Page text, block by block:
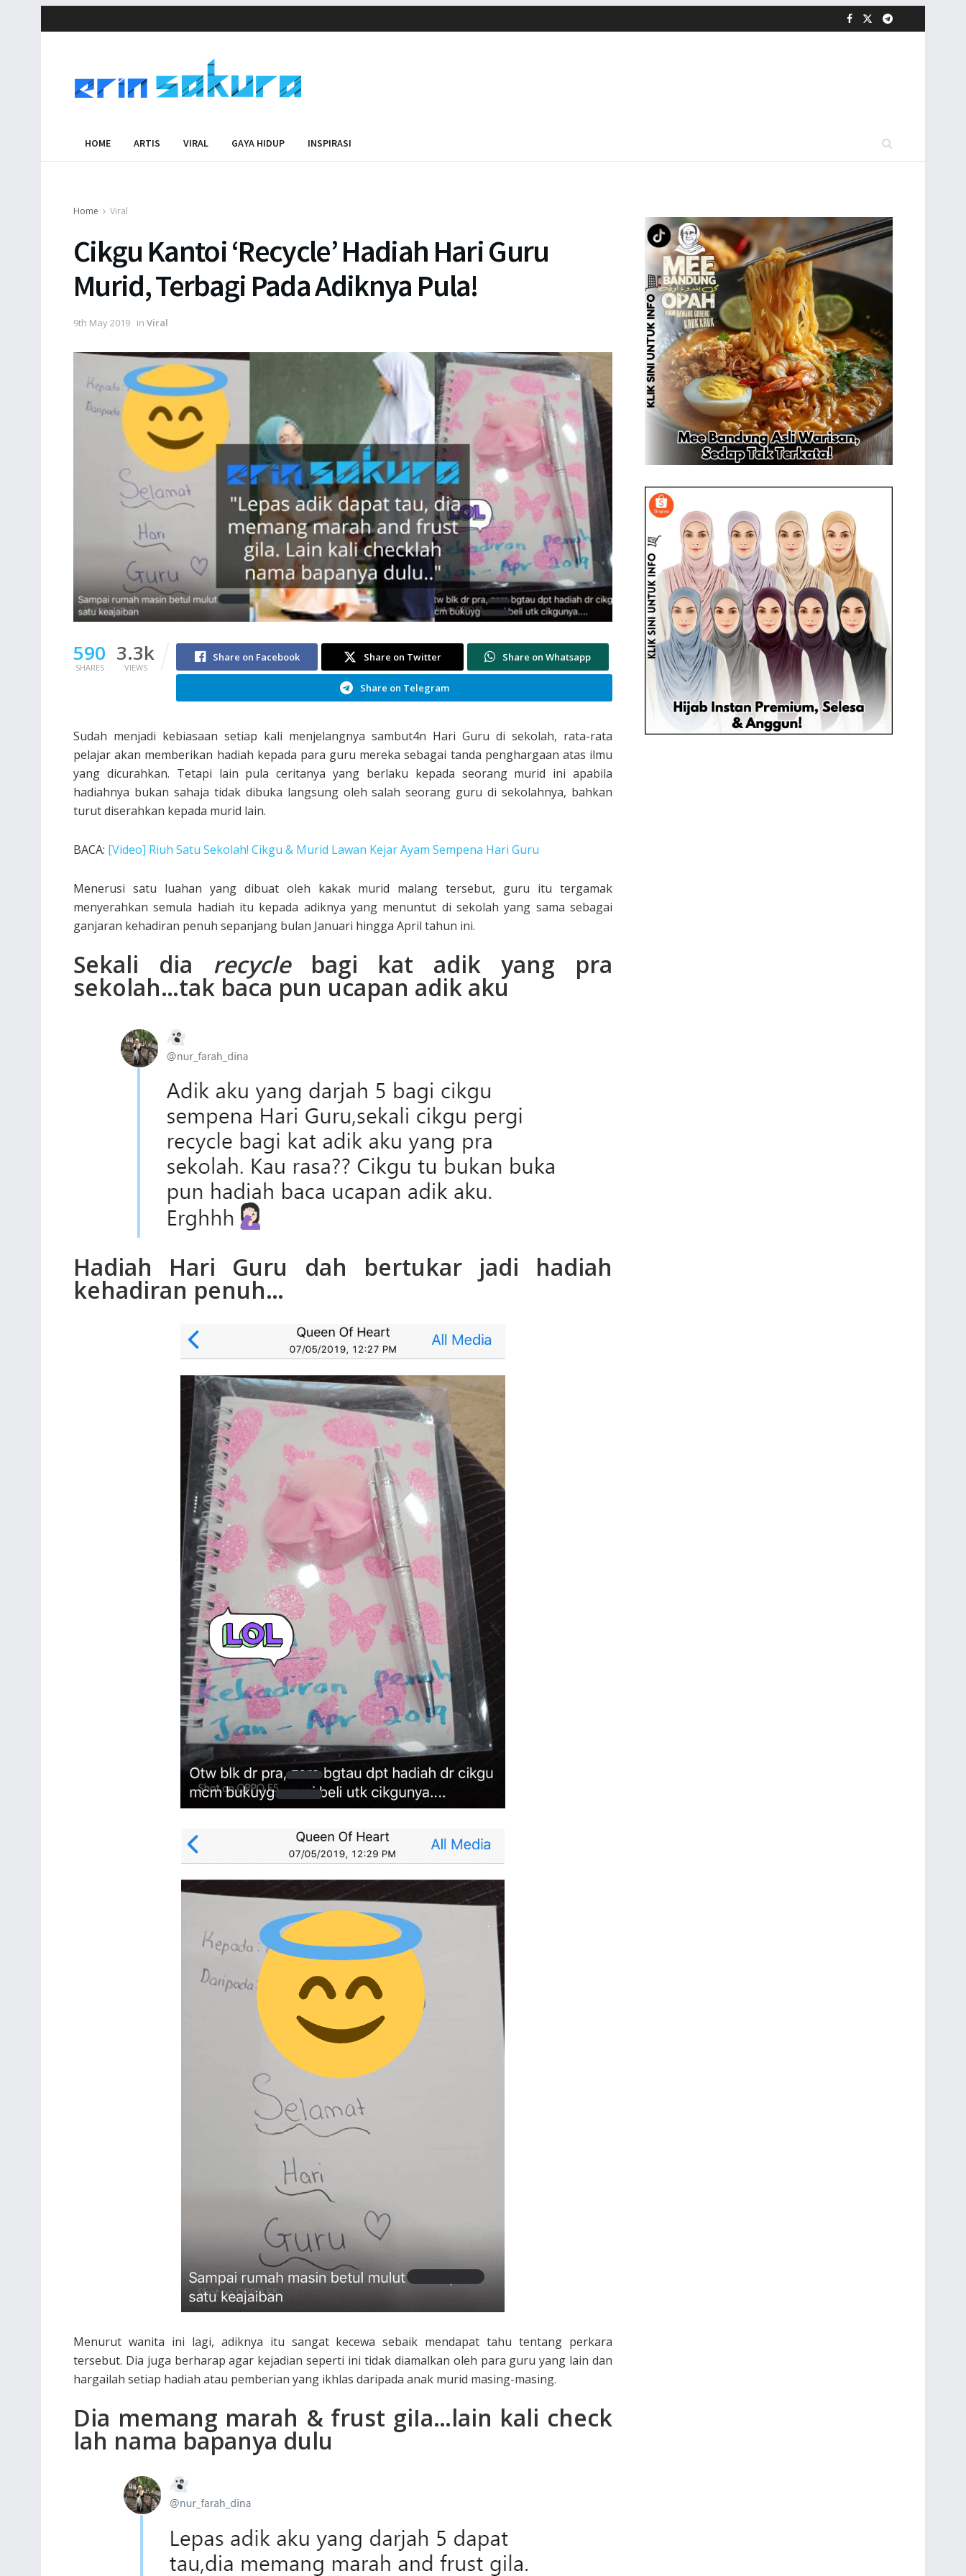
HOME ARTIS VIRAL GAYA HIDUP INSPIRASI
Home Viral
Cikgu Kantoi ‘Recycle’ Hadiah Hari Guru
Murid, Terbagi Pada Adiknya Pula!
9th May 2019 in Viral
590
SHARES
3.3k
VIEWS
Share on Facebook Share on Twitter Share on Whatsapp
Share on Telegram
Sudah menjadi kebiasaan setiap kali menjelangnya sambut4n Hari Guru di sekolah, rata-rata
pelajar akan memberikan hadiah kepada para guru mereka sebagai tanda penghargaan atas ilmu
yang dicurahkan. Tetapi lain pula ceritanya yang berlaku kepada seorang murid ini apabila
hadiahnya bukan sahaja tidak dibuka langsung oleh salah seorang guru di sekolahnya, bahkan
turut diserahkan kepada murid lain.
BACA: [Video] Riuh Satu Sekolah! Cikgu & Murid Lawan Kejar Ayam Sempena Hari Guru
Menerusi satu luahan yang dibuat oleh kakak murid malang tersebut, guru itu tergamak
menyerahkan semula hadiah itu kepada adiknya yang menuntut di sekolah yang sama sebagai
ganjaran kehadiran penuh sepanjang bulan Januari hingga April tahun ini.
Sekali dia recyclebagi kat adik yang pra
sekolah…tak baca pun ucapan adik aku
Hadiah Hari Guru dah bertukar jadi hadiah
kehadiran penuh…
Menurut wanita ini lagi, adiknya itu sangat kecewa sebaik mendapat tahu tentang perkara
tersebut. Dia juga berharap agar kejadian seperti ini tidak diamalkan oleh para guru yang lain dan
hargailah setiap hadiah atau pemberian yang ikhlas daripada anak murid masing-masing.
Dia memang marah & frust giIa…lain kali check
lah nama bapanya dulu